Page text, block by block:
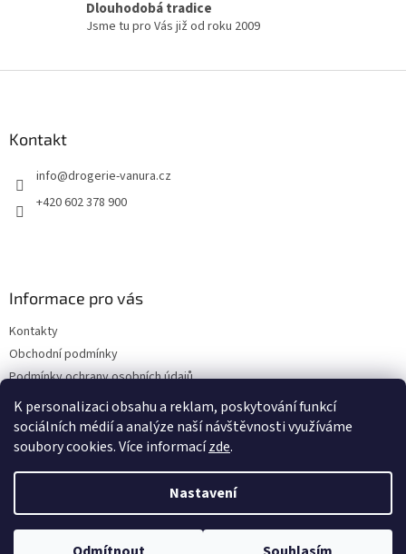
K personalizaci obsahu a reklam, poskytování funkcí
sociálních médií a analýze naší návštěvnosti využíváme
soubory cookies. Více informacízde.
Nastavení
Dlouhodobá tradice
Jsme tu pro Vás již od roku 2009
Kontakt
info@drogerie-vanura.cz
+420 602 378 900
Informace pro vás
Kontakty
Obchodní podmínky
Podmínky ochrany osobních údajů
Dodací a platební podmínky
Copyright 2026drogerie-vanura.cz. Všechna práva vyhrazena.